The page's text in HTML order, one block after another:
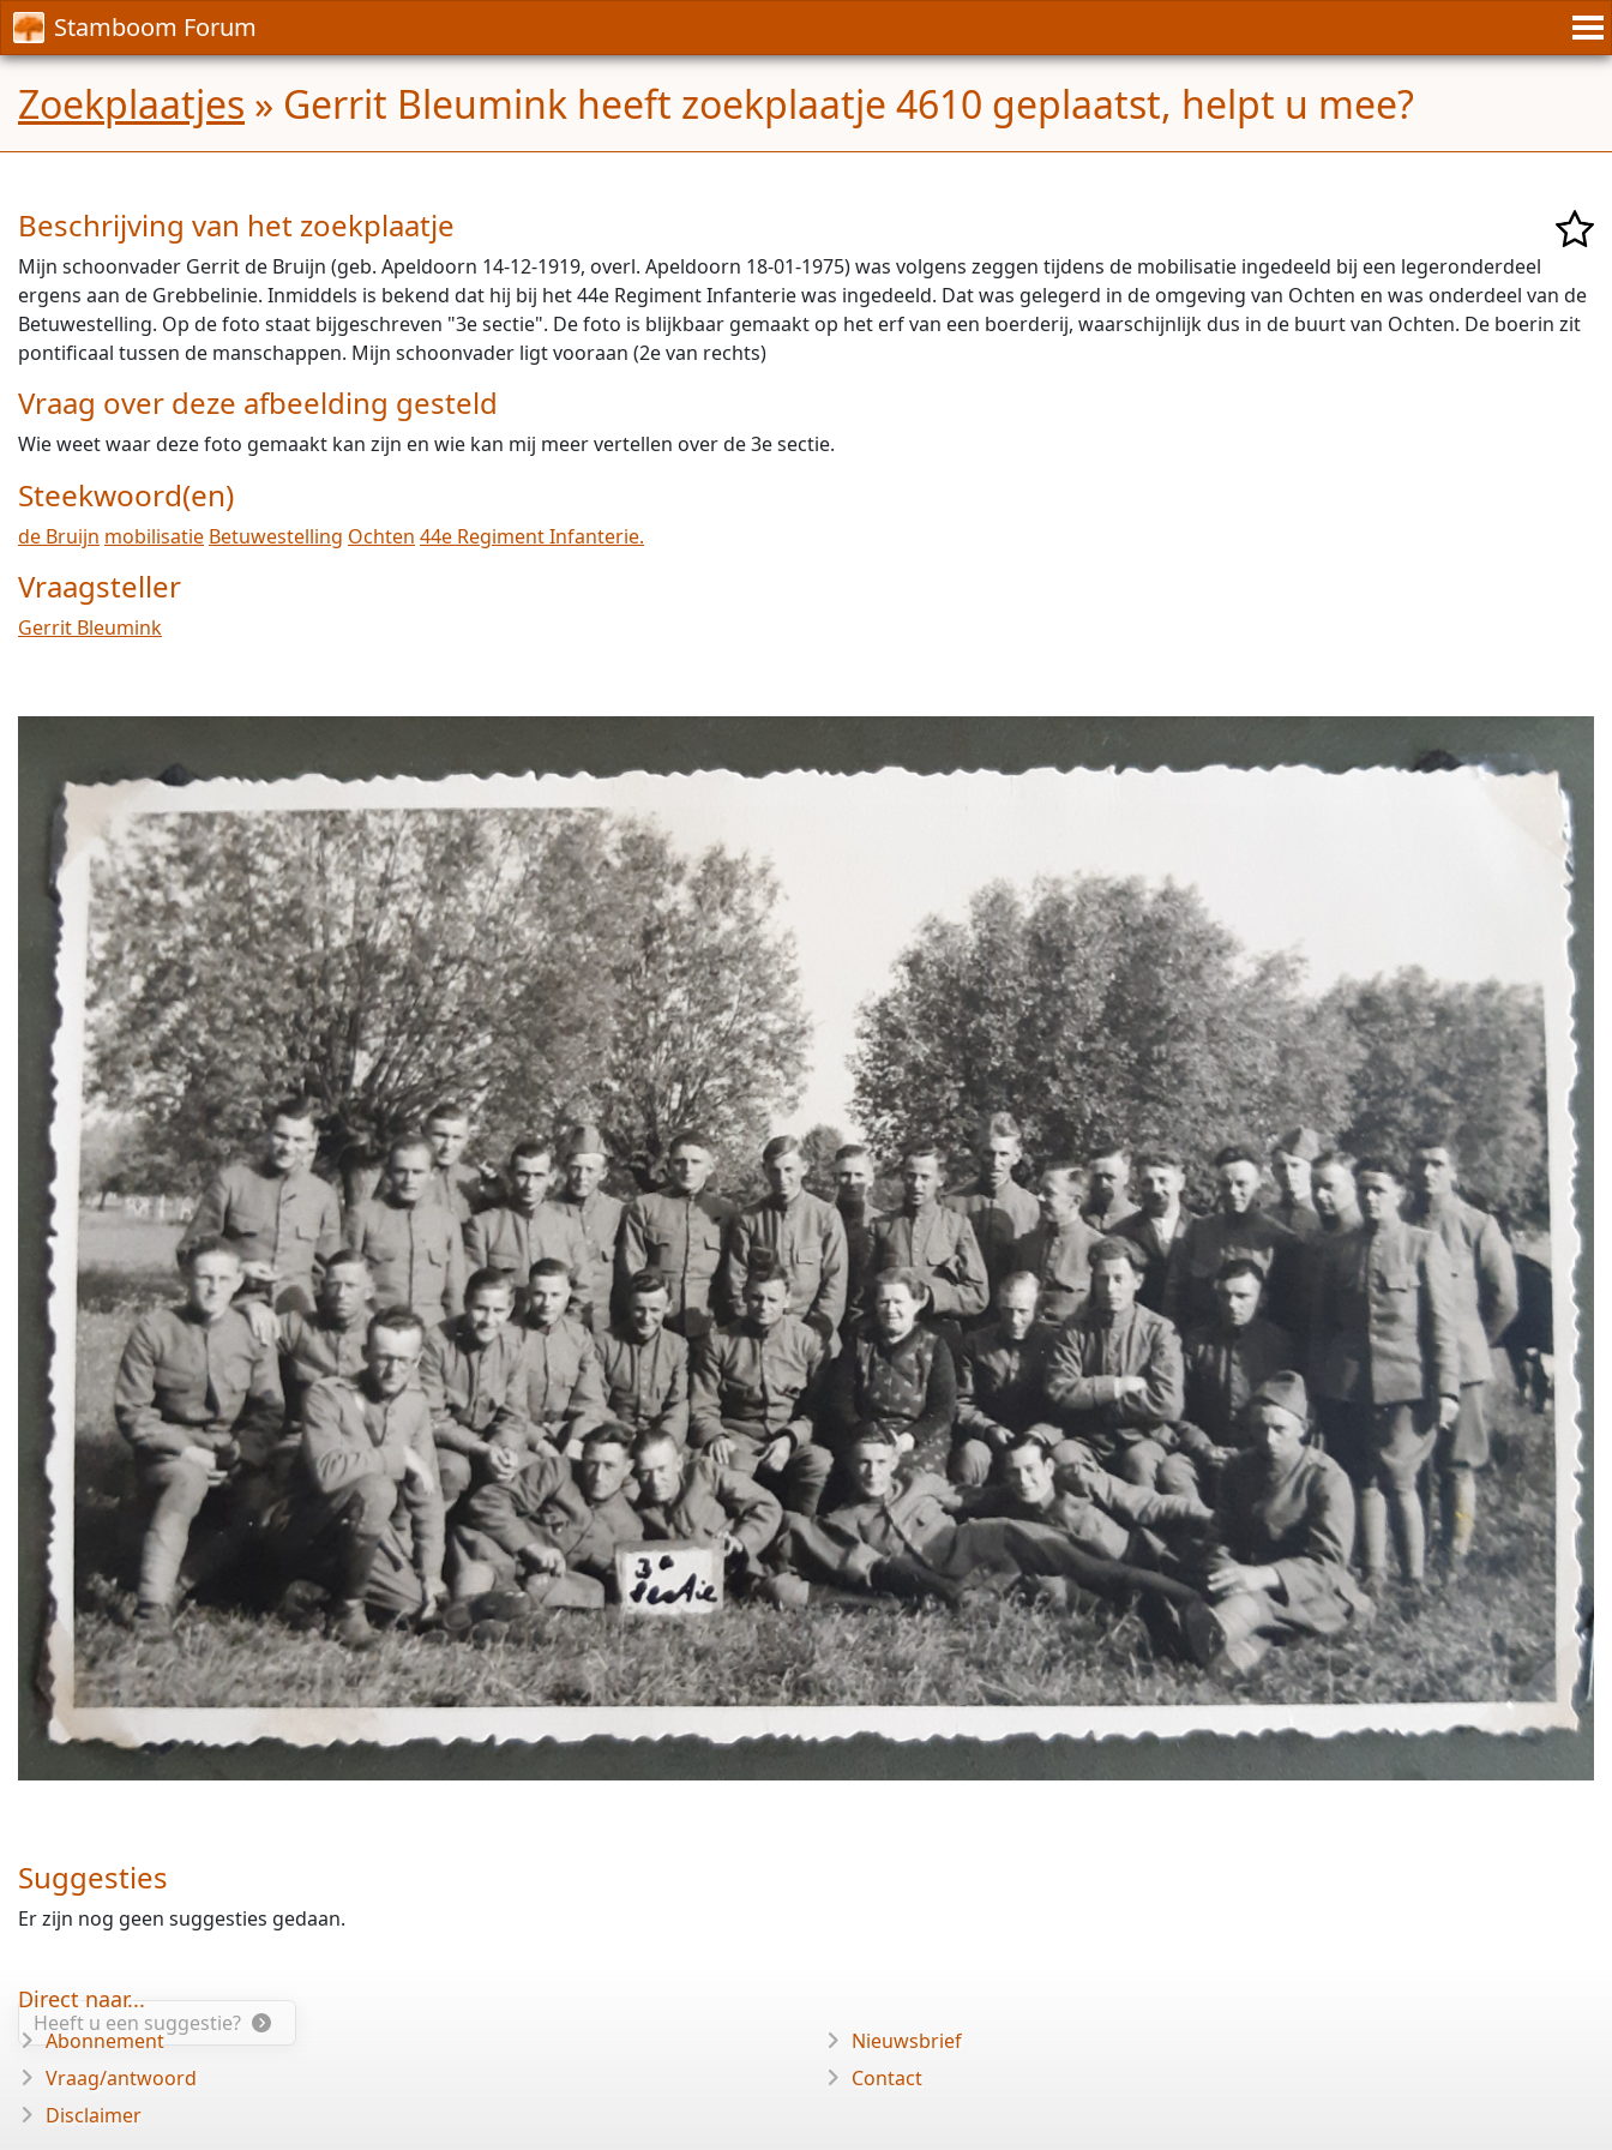
Stamboom Forum
Zoekplaatjes » Gerrit Bleumink heeft zoekplaatje 4610 geplaatst, helpt u mee?
Beschrijving van het zoekplaatje
Mijn schoonvader Gerrit de Bruijn (geb. Apeldoorn 14-12-1919, overl. Apeldoorn 18-01-1975) was volgens zeggen tijdens de mobilisatie ingedeeld bij een legeronderdeel
ergens aan de Grebbelinie. Inmiddels is bekend dat hij bij het 44e Regiment Infanterie was ingedeeld. Dat was gelegerd in de omgeving van Ochten en was onderdeel van de
Betuwestelling. Op de foto staat bijgeschreven "3e sectie". De foto is blijkbaar gemaakt op het erf van een boerderij, waarschijnlijk dus in de buurt van Ochten. De boerin zit
pontificaal tussen de manschappen. Mijn schoonvader ligt vooraan (2e van rechts)
Vraag over deze afbeelding gesteld
Wie weet waar deze foto gemaakt kan zijn en wie kan mij meer vertellen over de 3e sectie.
Steekwoord(en)
de Bruijn mobilisatie Betuwestelling Ochten 44e Regiment Infanterie.
Vraagsteller
Gerrit Bleumink
Suggesties
Er zijn nog geen suggesties gedaan.
Heeft u een suggestie?
Direct naar...
Abonnement
Vraag/antwoord
Disclaimer
Nieuwsbrief
Contact